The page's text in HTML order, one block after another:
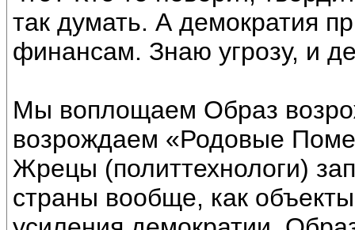
так думать. А демократия
финансам. Знаю угрозу, и
Мы воплощаем Образ
возрождаем «Родовые
Жрецы (политтехнологи)
страны вообще, как